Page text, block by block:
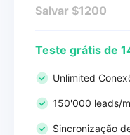
Salvar $1200
Teste grátis de
Unlimited
150'000 leads/
Sincronização